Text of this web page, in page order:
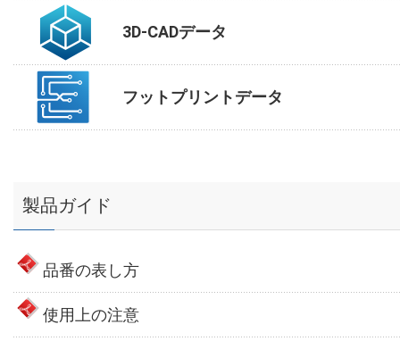
3D-CADデータ
フットプリントデータ
製品ガイド
品番の表し方
使用上の注意